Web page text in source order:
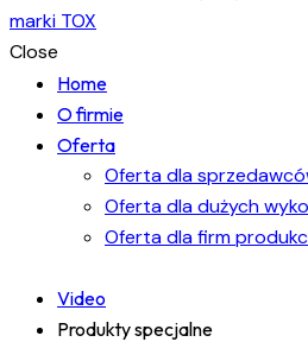
Close
Home
O firmie
Oferta
Oferta dla
Oferta dla dużych
Oferta dla firm
Video
Produkty specjalne